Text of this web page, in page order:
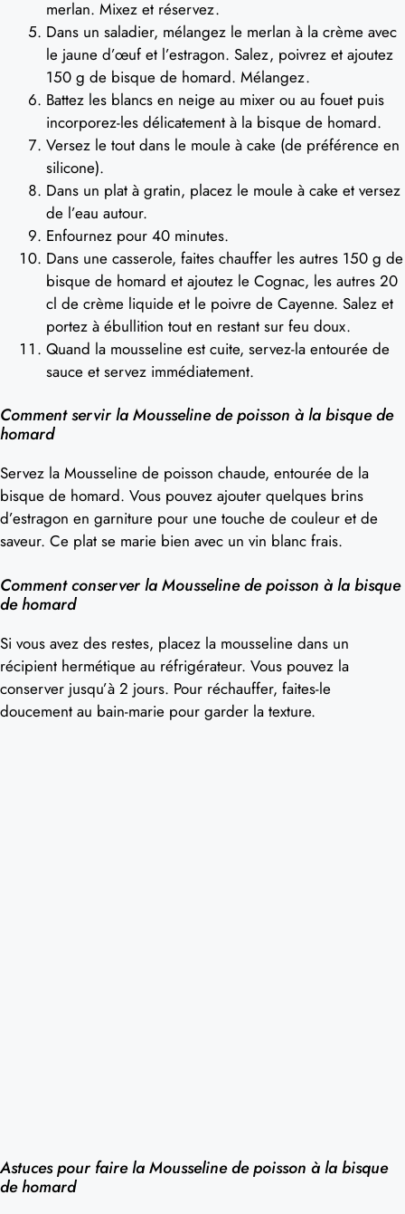
merlan. Mixez et réservez.
Dans un saladier, mélangez le merlan à la crème avec
le jaune d’œuf et l’estragon. Salez, poivrez et ajoutez
150 g de bisque de homard. Mélangez.
Battez les blancs en neige au mixer ou au fouet puis
incorporez-les délicatement à la bisque de homard.
Versez le tout dans le moule à cake (de préférence en
silicone).
Dans un plat à gratin, placez le moule à cake et versez
de l’eau autour.
Enfournez pour 40 minutes.
Dans une casserole, faites chauffer les autres 150 g de
bisque de homard et ajoutez le Cognac, les autres 20
cl de crème liquide et le poivre de Cayenne. Salez et
portez à ébullition tout en restant sur feu doux.
Quand la mousseline est cuite, servez-la entourée de
sauce et servez immédiatement.
Comment servir la Mousseline de poisson à la bisque de
homard
Servez la Mousseline de poisson chaude, entourée de la
bisque de homard. Vous pouvez ajouter quelques brins
d’estragon en garniture pour une touche de couleur et de
saveur. Ce plat se marie bien avec un vin blanc frais.
Comment conserver la Mousseline de poisson à la bisque
de homard
Si vous avez des restes, placez la mousseline dans un
récipient hermétique au réfrigérateur. Vous pouvez la
conserver jusqu’à 2 jours. Pour réchauffer, faites-le
doucement au bain-marie pour garder la texture.
Astuces pour faire la Mousseline de poisson à la bisque
de homard